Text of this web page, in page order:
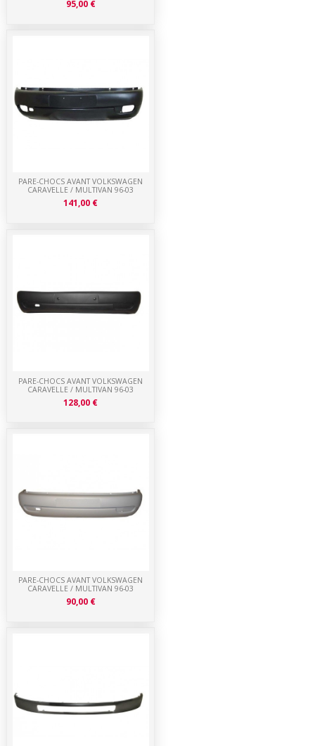
PARE-CHOCS AVANT VOLKSWAGEN
CARAVELLE / MULTIVAN 96-03
90,00 €
PARE-CHOCS AVANT VOLKSWAGEN
CARAVELLE / MULTIVAN 96-03
128,00 €
PARE-CHOCS AVANT VOLKSWAGEN
CARAVELLE / MULTIVAN 96-03
141,00 €
95,00 €